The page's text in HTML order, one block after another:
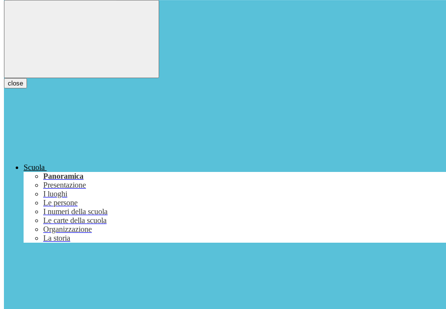
close
Scuola
Panoramica
Presentazione
I luoghi
Le persone
I numeri della scuola
Le carte della scuola
Organizzazione
La storia